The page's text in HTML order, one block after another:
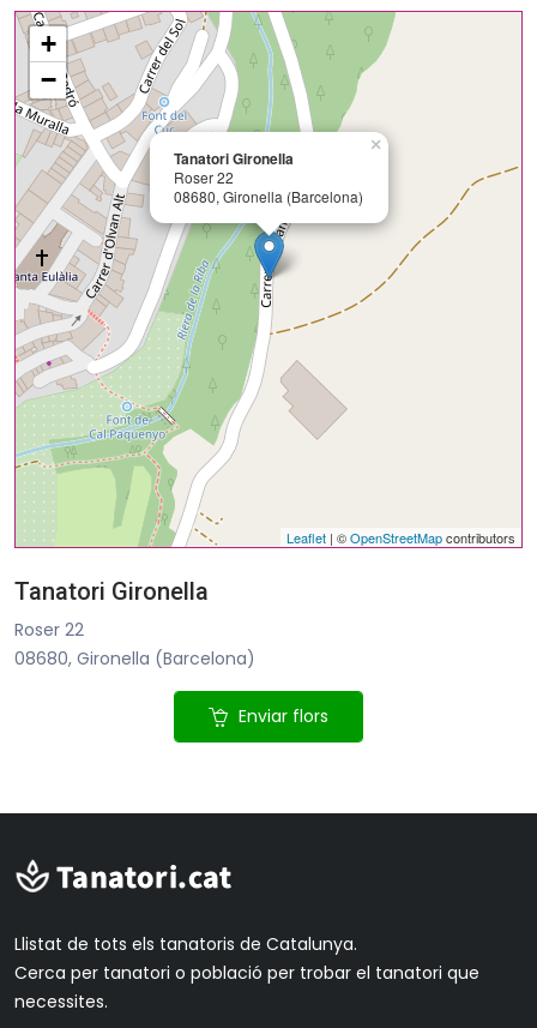
Tanatori Gironella
Roser 22
08680, Gironella (Barcelona)
×
+
−
Leaflet | ©OpenStreetMapcontributors
Tanatori Gironella
Roser 22
08680, Gironella (Barcelona)
Enviar flors
Llistat de tots els tanatoris de Catalunya.
Cerca per tanatori o població per trobar el tanatori que
necessites.